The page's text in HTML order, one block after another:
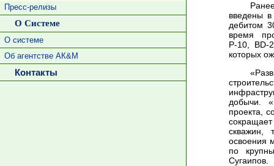
Пресс-релизы
О Системе
О системе
Об агентстве АК&М
Контакты
введены
дебитом
время
Р-10, BD-
которых
добычи.
проекта,
скважин,
освоения
по
Сугаипов.